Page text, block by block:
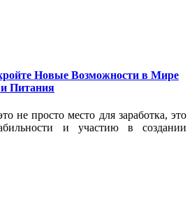
Новые Возможности в Мире
Питания
не просто место для заработка, это
и участию в создании